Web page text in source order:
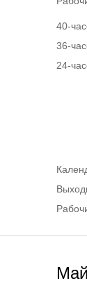
40-
36-
24-
Май